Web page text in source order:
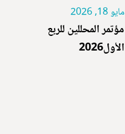
مايو 18, 2026
مؤتمر المحللين للربع
الأول2026